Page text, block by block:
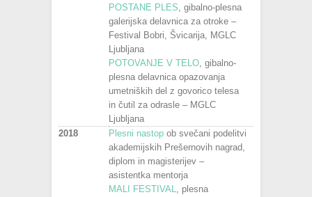
POSTANE PLES, gibalno-plesna
galerijska delavnica za otroke –
Festival Bobri, Švicarija, MGLC
Ljubljana
POTOVANJE V TELO, gibalno-
plesna delavnica opazovanja
umetniških del z govorico telesa
in čutil za odrasle – MGLC
Ljubljana
2018
Plesni nastop ob svečani podelitvi
akademijskih Prešernovih nagrad,
diplom in magisterijev –
asistentka mentorja
MALI FESTIVAL, plesna